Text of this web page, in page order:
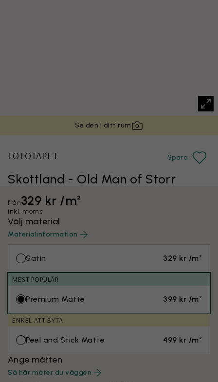
Se den i ditt rum
Skottland - Old Man of Storr
FOTOTAPET Spara
från329 kr /m²
inkl. moms
Välj material
Materialinformation
Satin 329 kr /m²
MEST POPULÄR
Premium Matte 399 kr /m²
ENKEL ATT BYTA
Peel and Stick Matte 499 kr /m²
Ange måtten
Så här mäter du väggen